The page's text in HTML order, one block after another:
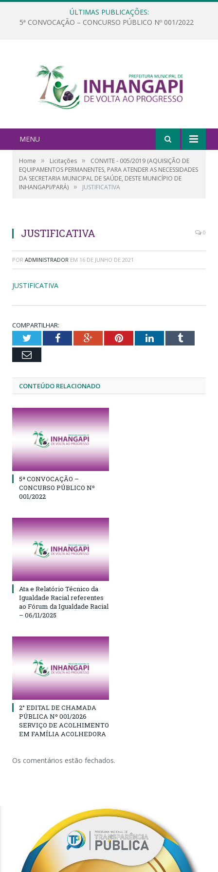
ÚLTIMAS PUBLICAÇÕES:
5ª CONVOCAÇÃO – CONCURSO PÚBLICO Nº 001/2022
MENU
Home » Licitações »
CONVITE - 005/2019 (AQUISIÇÃO DE
EQUIPAMENTOS PERMANENTES, PARA ATENDER AS NECESSIDADES
DA SECRETARIA MUNICIPAL DE SAÚDE, DESTE MUNICÍPIO DE
INHANGAPI/PARÁ) » JUSTIFICATIVA
JUSTIFICATIVA 0
POR ADMINISTRADOR EM 16 DE JUNHO DE 2021
JUSTIFICATIVA
COMPARTILHAR:
TwitterFacebookGoogle+PinterestLinkedInTumblr
Email
CONTEÚDO RELACIONADO
5ª CONVOCAÇÃO –
CONCURSO PÚBLICO Nº
001/2022
Ata e Relatório Técnico da
Igualdade Racial referentes
ao Fórum da Igualdade Racial
– 06/11/2025
2° EDITAL DE CHAMADA
PÚBLICA Nº 001/2026
SERVIÇO DE ACOLHIMENTO
EM FAMÍLIA ACOLHEDORA
Os comentários estão fechados.